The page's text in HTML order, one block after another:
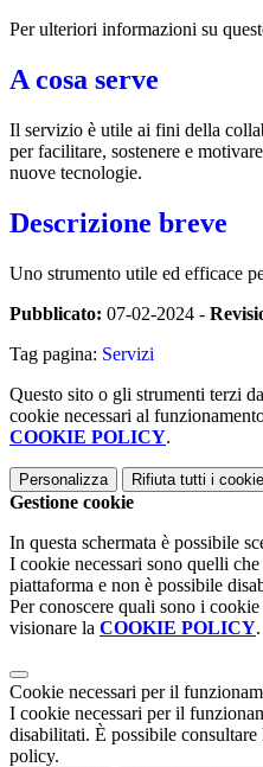
Per ulteriori informazioni su
A cosa serve
Il servizio è utile ai fini della
per facilitare, sostenere e
nuove tecnologie.
Descrizione breve
Uno strumento utile ed efficace
Pubblicato: 07-02-2024 -
Tag pagina: Servizi
Questo sito o gli strumenti terzi
cookie necessari al
COOKIE POLICY.
Personalizza Rifiuta tutti i
Gestione cookie
In questa schermata è possibile
I cookie necessari sono quelli
piattaforma e non è possibile
Per conoscere quali sono i
visionare la COOKIE POLICY.
Cookie necessari per il
I cookie necessari per il
disabilitati. È possibile
policy.